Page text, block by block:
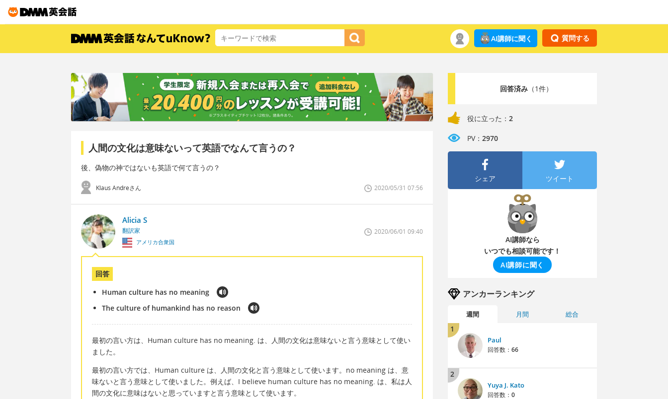
質問する
AI講師に聞く
人間の文化は意味ないって英語でなんて言うの？
後、偽物の神ではないも英語で何て言うの？
Klaus Andreさん 2020/05/31 07:56
Alicia S
翻訳家
アメリカ合衆国
2020/06/01 09:40
回答
Human culture has no meaning
The culture of humankind has no reason
最初の言い方は、Human culture has no meaning. は、人間の文化は意味ないと言う意味として使い
ました。
最初の言い方では、Human culture は、人間の文化と言う意味として使います。no meaning は、意
味ないと言う意味として使いました。例えば、I believe human culture has no meaning. は、私は人
間の文化に意味はないと思っていますと言う意味として使います。
回答済み（1件）
役に立った： 2
PV： 2970
シェア ツイート
AI講師なら
いつでも相談可能です！
AI講師に聞く
アンカーランキング
週間 月間 総合
1
Paul
回答数： 66
2
Yuya J. Kato
回答数： 0